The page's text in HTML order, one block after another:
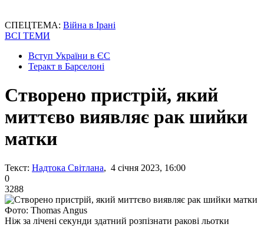
СПЕЦТЕМА: Війна в Ірані
ВСІ ТЕМИ
Вступ України в ЄС
Теракт в Барселоні
Створено пристрій, який
миттєво виявляє рак шийки
матки
Текст: Надтока Світлана, 4 січня 2023, 16:00
0
3288
Фото: Thomas Angus
Ніж за лічені секунди здатний розпізнати ракові льотки